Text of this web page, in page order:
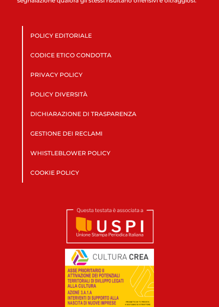
POLICY EDITORIALE
CODICE ETICO CONDOTTA
PRIVACY POLICY
POLICY DIVERSITÀ
DICHIARAZIONE DI TRASPARENZA
GESTIONE DEI RECLAMI
WHISTLEBLOWER POLICY
COOKIE POLICY